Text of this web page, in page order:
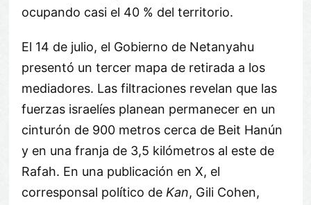
ocupando casi el 40 % del territorio.
El 14 de julio, el Gobierno de Netanyahu
presentó un tercer mapa de retirada a los
mediadores. Las filtraciones revelan que las
fuerzas israelíes planean permanecer en un
cinturón de 900 metros cerca de Beit Hanún
y en una franja de 3,5 kilómetros al este de
Rafah. En una publicación en X, el
corresponsal político de Kan, Gili Cohen,